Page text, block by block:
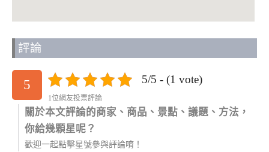
評論
5 5/5 - (1 vote)
1位網友投票評論
關於本文評論的商家、商品、景點、議題、方法，
你給幾顆星呢？
歡迎一起點擊星號參與評論唷！